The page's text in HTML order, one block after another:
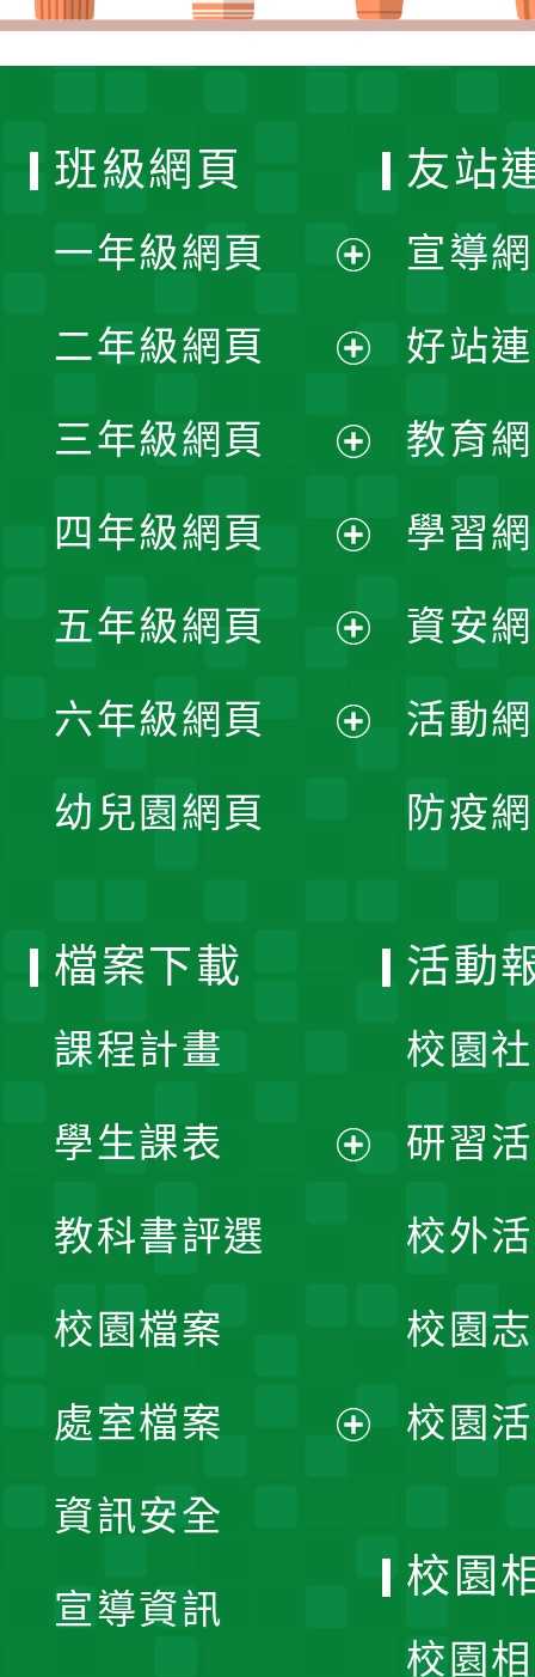
班級網頁
一年級網頁
開
選
單
二年級網頁
開
選
單
三年級網頁
開
選
單
四年級網頁
開
選
五年級網頁
開
六年級網頁
幼兒園網頁
友站
宣導
好站
教育
學習
資安
活動
防疫
檔案下載
課程計畫
學生課表
單
教科書評選
校園檔案
處室檔案
資訊安全
宣導資訊
活動
校園
研習
校外
校園
校園
校園
校園